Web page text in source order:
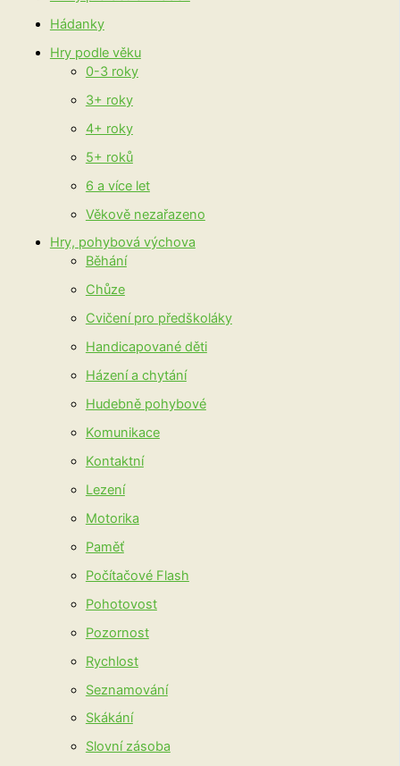
Hádanky
Hry podle věku
0-3 roky
3+ roky
4+ roky
5+ roků
6 a více let
Věkově nezařazeno
Hry, pohybová výchova
Běhání
Chůze
Cvičení pro předškoláky
Handicapované děti
Házení a chytání
Hudebně pohybové
Komunikace
Kontaktní
Lezení
Motorika
Paměť
Počítačové Flash
Pohotovost
Pozornost
Rychlost
Seznamování
Skákání
Slovní zásoba